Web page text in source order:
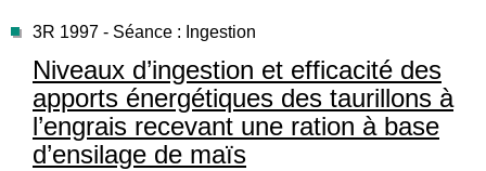
3R 1997 - Séance : Ingestion
Niveaux d’ingestion et efficacité des
apports énergétiques des taurillons à
l’engrais recevant une ration à base
d’ensilage de maïs